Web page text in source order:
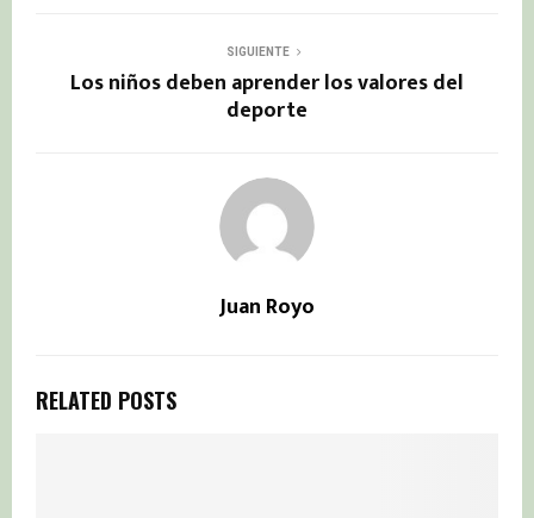
SIGUIENTE
Los niños deben aprender los valores del
deporte
Juan Royo
RELATED POSTS